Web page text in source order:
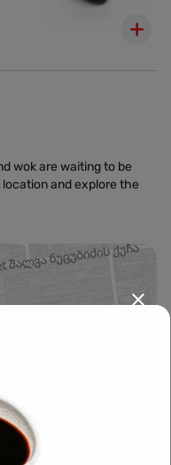
wok are waiting to be
and explore the